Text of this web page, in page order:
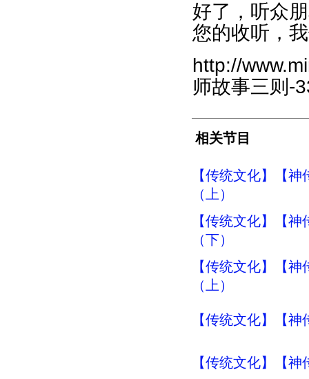
好了，听众
您的收听，
http://
师故事三则-
相关节目
【传统文化】【
（上）
【传统文化】【
（下）
【传统文化】【
（上）
【传统文化】【
【传统文化】【